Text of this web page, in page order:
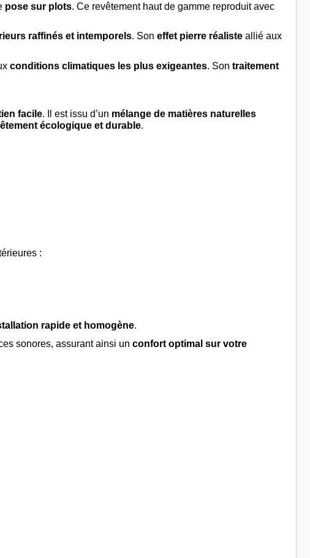
pose sur plots. Ce revêtement haut de gamme reproduit avec
raffinés et intemporels. Son effet pierre réaliste allié aux
conditions climatiques les plus exigeantes. Son traitement
facile. Il est issu d’un mélange de matières naturelles
écologique et durable.
:
rapide et homogène.
sonores, assurant ainsi un confort optimal sur votre